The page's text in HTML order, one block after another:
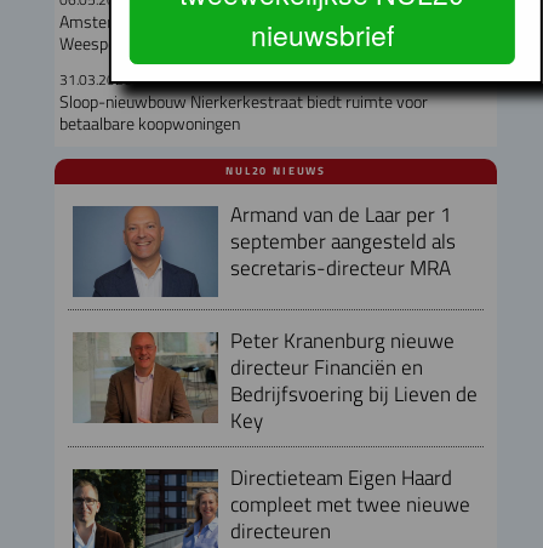
Amsterdam start tender voor eerste bouwkavels
Weespertrekvaart-Oost
31.03.2026
Sloop-nieuwbouw Nierkerkestraat biedt ruimte voor
betaalbare koopwoningen
NUL20 NIEUWS
Armand van de Laar per 1
september aangesteld als
secretaris-directeur MRA
Peter Kranenburg nieuwe
directeur Financiën en
Bedrijfsvoering bij Lieven de
Key
Directieteam Eigen Haard
compleet met twee nieuwe
directeuren
nieuwsbrief